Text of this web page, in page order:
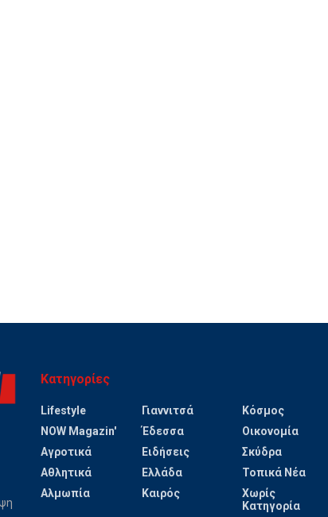
Κατηγορίες
Lifestyle
NOW Magazin'
Αγροτικά
Αθλητικά
Αλμωπία
Γιαννιτσά
Έδεσσα
Ειδήσεις
Ελλάδα
Καιρός
Κόσμος
Οικονομία
Σκύδρα
Τοπικά Νέα
Χωρίς
Κατηγορία